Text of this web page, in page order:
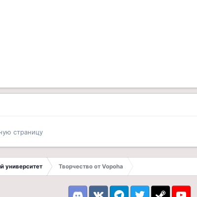
страницу
университет Творчество от Vopoha